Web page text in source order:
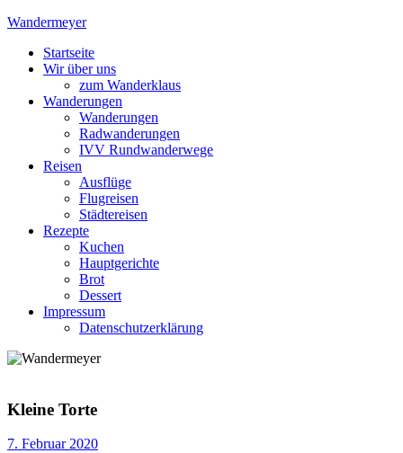
Skip
content
Wandermeyer
Das Wandern ist des Meyers Lust
Startseite
Wir über uns
zum Wanderklaus
Wanderungen
Wanderungen
Radwanderungen
IVV Rundwanderwege
Reisen
Ausflüge
Flugreisen
Städtereisen
Rezepte
Kuchen
Hauptgerichte
Brot
Dessert
Impressum
Datenschutzerklärung
Kleine Torte
7. Februar 2020